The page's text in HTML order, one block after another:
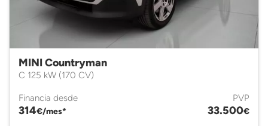
MINI Countryman
C 125 kW (170 CV)
Financia desde
314€/mes*
PVP
33.500€